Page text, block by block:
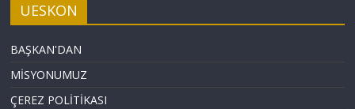
UESKON
BAŞKAN'DAN
MİSYONUMUZ
ÇEREZ POLİTİKASI